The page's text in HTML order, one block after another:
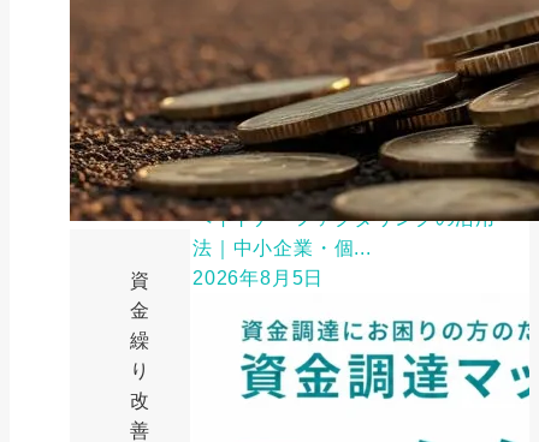
資
金
繰
り
改
善
ファクタリング
ペイトナーファクタリングの活用
法｜中小企業・個...
2026年8月5日